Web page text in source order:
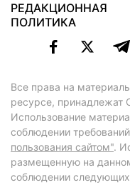
РЕДАКЦИОННАЯ
ПОЛИТИКА
Все права на
ресурсе,
Использование
соблюдении
пользования сайтом".
размещенную на
соблюдении